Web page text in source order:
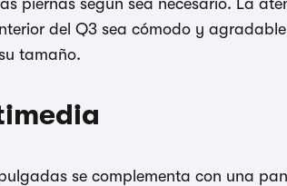
piernas según sea necesario. La
del Q3 sea cómodo y
tamaño.
se complementa con una